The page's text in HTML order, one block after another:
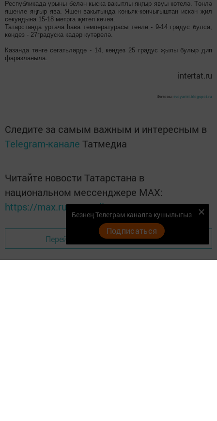
Республикада урыны белән кыска вакытлы яңгыр явуы көтелә. Төнлә
яшенле яңгыр ява. Яшен вакытында көньяк-көнчыгыштан искән җил
секундына 15-18 метрга җитеп көчәя.
Татарстанда уртача һава температурасы төнлә - 9-14 градус булса,
көндез - 27градуска кадәр күтәрелә.
Казанда төнге сәгатьләрдә - 14, көндез 25 градус җылы булыр дип
фаразланыла.
intertat.ru
Фотосы: svoyurist.blogspot.ru
Следите за самым важным и интересным в
Telegram-канале Татмедиа
Читайте новости Татарстана в
национальном мессенджере MАХ:
https://max.ru/tatmedia
Перейти на страницу новости
Безнең Телеграм каналга кушылыгыз
Подписаться